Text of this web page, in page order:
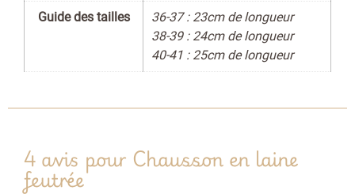
Guide des tailles
36-37 : 23cm de longueur
38-39 : 24cm de longueur
40-41 : 25cm de longueur
4 avis pour Chausson en laine
feutrée